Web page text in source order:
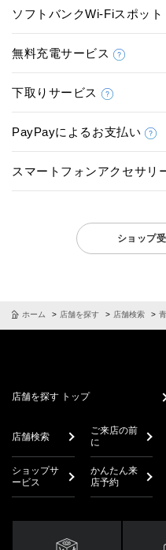
ソフトバンクWi-Fiスポット
無料充電サービス
下取りサービス
PayPayによるお支払い
スマートフォンアクセサリ
ショップ
ホーム 店舗を探す 店舗検索
店舗を探す トップ
店舗検索
ご来店の前
に
ショップサ
ービス
かんたん来
店予約